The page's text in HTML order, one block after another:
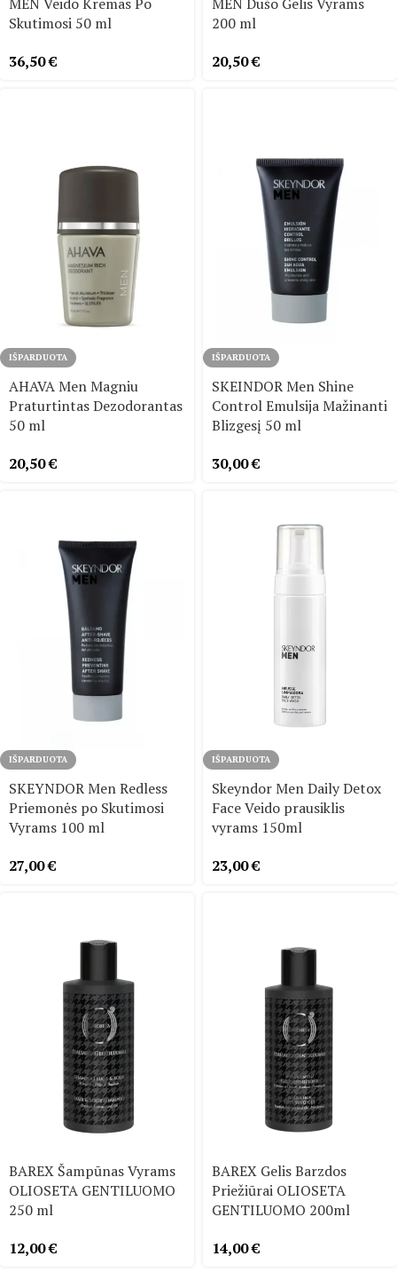
Skutimosi 50 ml
36,50€
200 ml
20,50€
IŠPARDUOTA
AHAVA Men Magniu
Praturtintas Dezodorantas
50 ml
20,50€
IŠPARDUOTA
SKEINDOR Men Shine
Control Emulsija Mažinanti
Blizgesį 50 ml
30,00€
IŠPARDUOTA
SKEYNDOR Men Redless
Priemonės po Skutimosi
Vyrams 100 ml
27,00€
IŠPARDUOTA
Skeyndor Men Daily Detox
Face Veido prausiklis
vyrams 150ml
23,00€
BAREX Šampūnas Vyrams
OLIOSETA GENTILUOMO
250 ml
12,00€
BAREX Gelis Barzdos
Priežiūrai OLIOSETA
GENTILUOMO 200ml
14,00€